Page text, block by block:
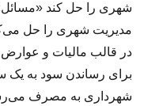
شهری را حل کند
مدیریت شهری را حل
در قالب مالیات و عوارض
برای رساندن سود به یک
شهرداری به مصرف